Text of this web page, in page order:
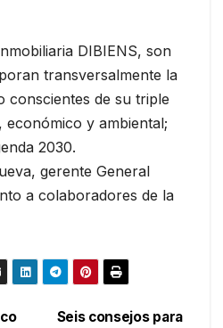
DIBIENS, son
transversalmente la
conscientes de su triple
económico y ambiental;
2030.
gerente General
a colaboradores de la
Seis consejos para